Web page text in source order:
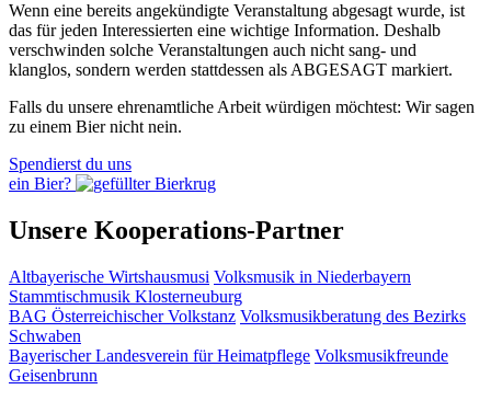
Wenn eine bereits ange­kündigte Veranstaltung abgesagt wurde, ist
das für jeden Interessierten eine wichtige Information. Deshalb
verschwinden solche Veran­staltungen auch nicht sang- und
klanglos, sondern werden statt­dessen alsABGESAGT markiert.
Falls du unsere ehrenamtliche Arbeit würdigen möchtest: Wir sagen
zu einem Bier nicht nein.
Spendierst du uns
ein Bier?
Unsere Kooperations-Partner
Altbayerische Wirtshausmusi Volksmusik in Niederbayern
Stammtischmusik Klosterneuburg
BAG Österreichischer Volkstanz Volksmusikberatung des Bezirks
Schwaben
Bayerischer Landesverein für Heimatpflege Volksmusikfreunde
Geisenbrunn